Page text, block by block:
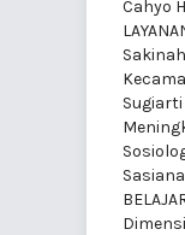
Cahyo